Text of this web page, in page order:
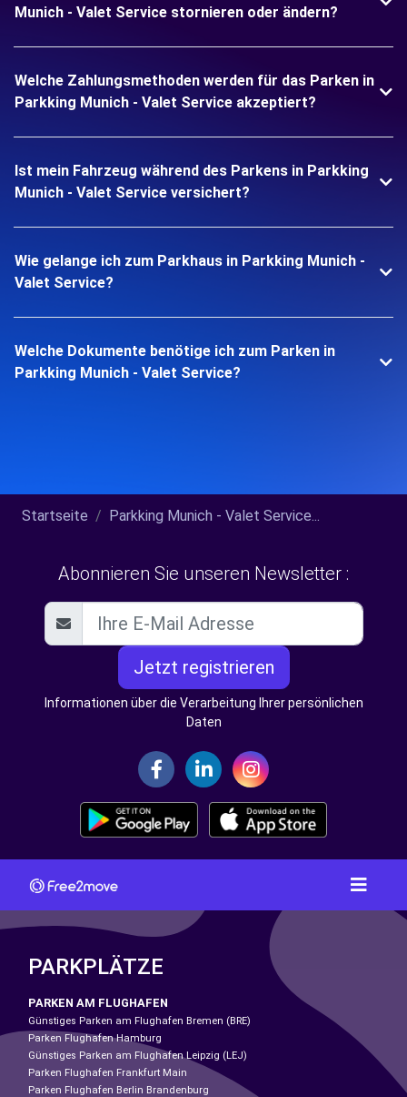
Munich - Valet Service stornieren oder ändern?
Welche Zahlungsmethoden werden für das Parken in
Parkking Munich - Valet Service akzeptiert?
Ist mein Fahrzeug während des Parkens in Parkking
Munich - Valet Service versichert?
Wie gelange ich zum Parkhaus in Parkking Munich -
Valet Service?
Welche Dokumente benötige ich zum Parken in
Parkking Munich - Valet Service?
Startseite Parkking Munich - Valet Service...
Abonnieren Sie unseren Newsletter :
Jetzt registrieren
Informationen über die Verarbeitung Ihrer persönlichen
Daten
PARKPLÄTZE
PARKEN AM FLUGHAFEN
Günstiges Parken am Flughafen Bremen (BRE)
Parken Flughafen Hamburg
Günstiges Parken am Flughafen Leipzig (LEJ)
Parken Flughafen Frankfurt Main
Parken Flughafen Berlin Brandenburg